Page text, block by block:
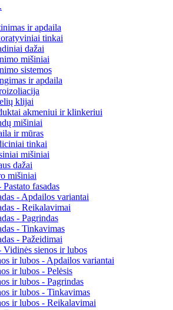
ir apdaila
tinkai
dažai
mišiniai
sistemos
ir apdaila
klijai
akmeniui ir klinkeriui
mišiniai
ir mūras
tinkai
mišiniai
dažai
mišiniai
fasadas
- Apdailos variantai
- Reikalavimai
- Pagrindas
- Tinkavimas
- Pažeidimai
Vidinės sienos ir lubos
ir lubos - Apdailos variantai
ir lubos - Pelėsis
ir lubos - Pagrindas
ir lubos - Tinkavimas
ir lubos - Reikalavimai